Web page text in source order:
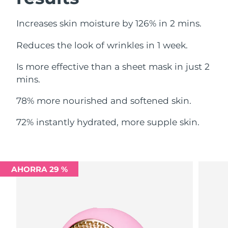
Increases skin moisture by 126% in 2 mins.
Reduces the look of wrinkles in 1 week.
Is more effective than a sheet mask in just 2
mins.
78% more nourished and softened skin.
72% instantly hydrated, more supple skin.
AHORRA 29 %
Filipinas Entrega prevista8/11/26
Polonia Entrega prevista
Portugal Entrega prevista8/8/26
Catar
Rumanía